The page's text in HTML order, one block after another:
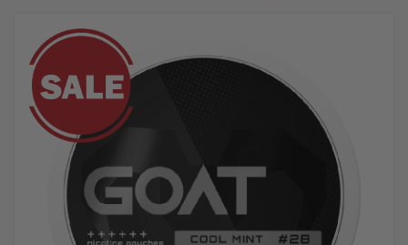
Imagen principal
Haga clic para ver la imagen a pantalla completa